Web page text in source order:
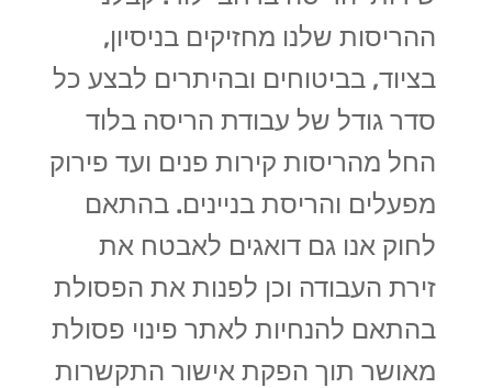
ההריסות שלנו מחזיקים בניסיון,
בציוד, בביטוחים ובהיתרים לבצע כל
סדר גודל של עבודת הריסה בלוד
החל מהריסות קירות פנים ועד פירוק
מפעלים והריסת בניינים. בהתאם
לחוק אנו גם דואגים לאבטח את
זירת העבודה וכן לפנות את הפסולת
בהתאם להנחיות לאתר פינוי פסולת
מאושר תוך הפקת אישור התקשרות